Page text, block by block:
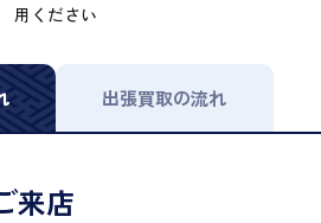
用ください
出張買取の流れ
来店